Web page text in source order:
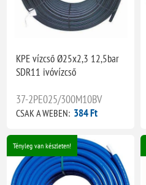
KPE vízcső Ø25x2,3 12,5bar
SDR11 ivóvízcső
37-2PE025/300M10BV
CSAK A WEBEN: 384 Ft
Tényleg van készleten!